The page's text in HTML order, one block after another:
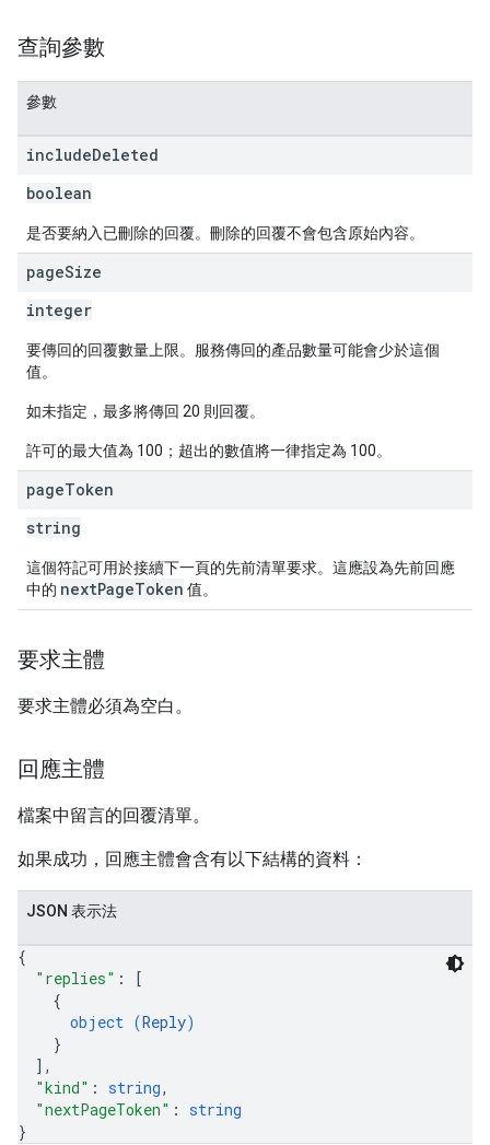
查詢參數
參數
includeDeleted
boolean
是否要納入已刪除的回覆。刪除的回覆不會包含原始內容。
pageSize
integer
要傳回的回覆數量上限。服務傳回的產品數量可能會少於這個
值。
如未指定，最多將傳回 20 則回覆。
許可的最大值為 100；超出的數值將一律指定為 100。
pageToken
string
這個符記可用於接續下一頁的先前清單要求。這應設為先前回應
中的 nextPageToken 值。
要求主體
要求主體必須為空白。
回應主體
檔案中留言的回覆清單。
如果成功，回應主體會含有以下結構的資料：
JSON 表示法
{
"replies" :
[
{
object (Reply)
}
] ,
"kind" : string,
"nextPageToken" : string
}